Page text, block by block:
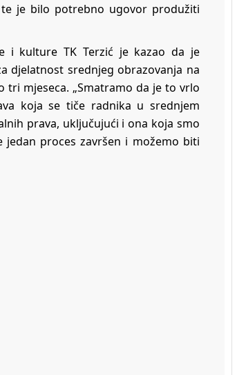
je bilo potrebno ugovor produžiti
i kulture TK Terzić je kazao da je
djelatnost srednjeg obrazovanja na
tri mjeseca. „Smatramo da je to vrlo
koja se tiče radnika u srednjem
prava, uključujući i ona koja smo
proces završen i možemo biti